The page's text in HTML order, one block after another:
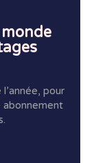
pour
abonnement